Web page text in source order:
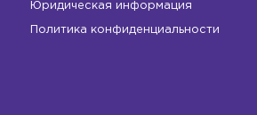
Юридическая информация
Политика конфиденциальности